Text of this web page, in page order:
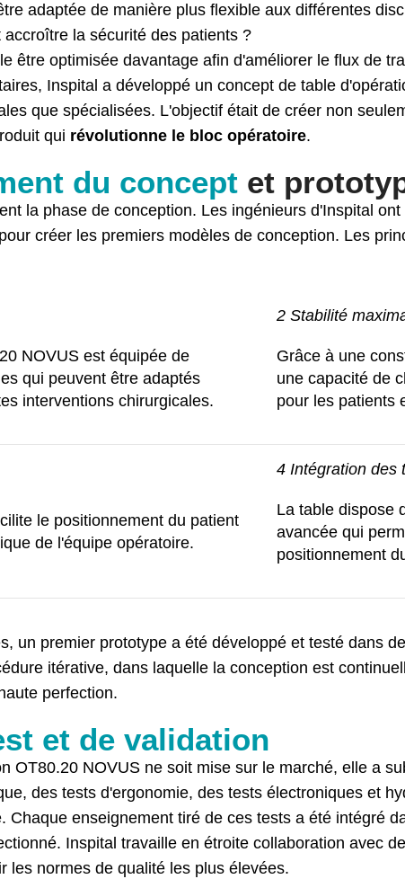
adaptée de manière plus flexible aux différentes
la sécurité des patients ?
être optimisée davantage afin d'améliorer le flux de
Inspital a développé un concept de table
que spécialisées. L'objectif était de créer non
qui révolutionne le bloc opératoire.
du concept et
la phase de conception. Les ingénieurs d'Inspital
créer les premiers modèles de conception. Les
NOVUS est équipée de
qui peuvent être adaptés
interventions chirurgicales.
2 Stabilité
Grâce à une
une capacité de
pour les patients
le positionnement du patient
de l'équipe opératoire.
4 Intégration des
La table dispose
avancée qui
positionnement
un premier prototype a été développé et testé dans
itérative, dans laquelle la conception est
perfection.
et de validation
OT80.20 NOVUS ne soit mise sur le marché, elle a
des tests d'ergonomie, des tests électroniques et
Chaque enseignement tiré de ces tests a été intégré
Inspital travaille en étroite collaboration avec
les normes de qualité les plus élevées.